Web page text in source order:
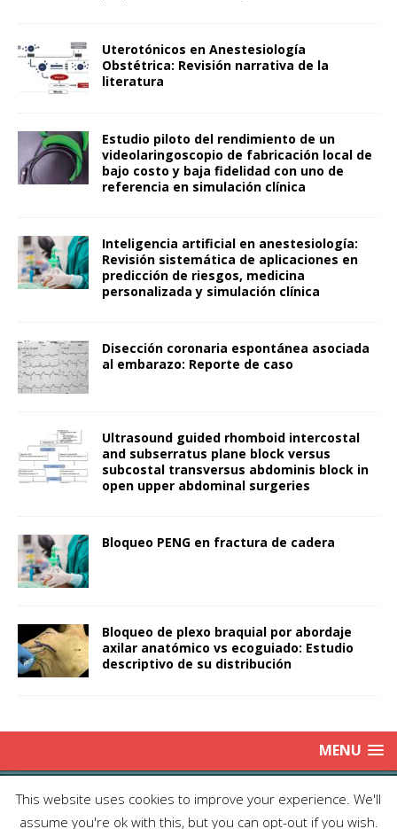
Uterotónicos en Anestesiología
Obstétrica: Revisión narrativa de la
literatura
Estudio piloto del rendimiento de un
videolaringoscopio de fabricación local de
bajo costo y baja fidelidad con uno de
referencia en simulación clínica
Inteligencia artificial en anestesiología:
Revisión sistemática de aplicaciones en
predicción de riesgos, medicina
personalizada y simulación clínica
Disección coronaria espontánea asociada
al embarazo: Reporte de caso
Ultrasound guided rhomboid intercostal
and subserratus plane block versus
subcostal transversus abdominis block in
open upper abdominal surgeries
Bloqueo PENG en fractura de cadera
Bloqueo de plexo braquial por abordaje
axilar anatómico vs ecoguiado: Estudio
descriptivo de su distribución
MENU
Copyright © 2025 | Publicación Oficial de la Sociedad de Médicos
Anestesiólogos de Chile| Enviar Email
| Producción: Editorial Iku
This website uses cookies to improve your experience. We'll
assume you're ok with this, but you can opt-out if you wish.